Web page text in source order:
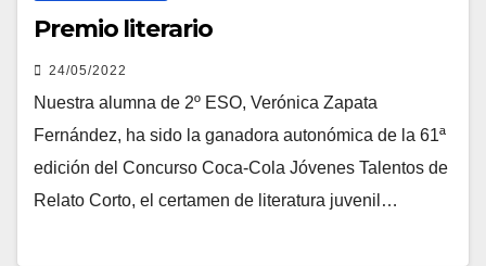
Premio literario
24/05/2022
Nuestra alumna de 2º ESO, Verónica Zapata
Fernández, ha sido la ganadora autonómica de la 61ª
edición del Concurso Coca-Cola Jóvenes Talentos de
Relato Corto, el certamen de literatura juvenil…